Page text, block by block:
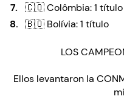
🇨🇴 Colômbia: 1 título
🇧🇴 Bolívia: 1 título
LOS
Ellos levantaron la